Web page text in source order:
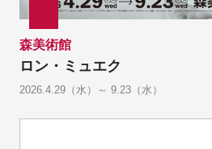
森美術館
ロン・ミュエク
2026.4.29（水）～ 9.23（水）